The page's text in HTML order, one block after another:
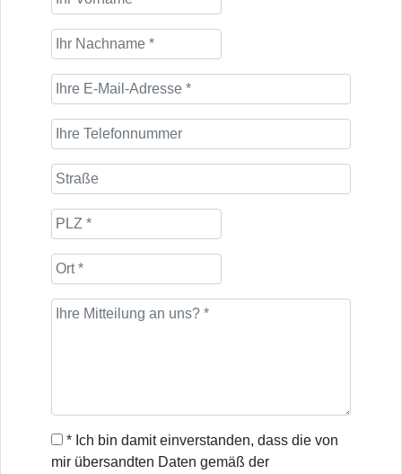
* Ich bin damit einverstanden, dass die von
mir übersandten Daten gemäß der